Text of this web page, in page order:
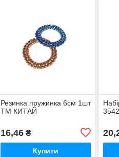
Резинка пружинка 6см 1шт
ТМ КИТАЙ
16,46₴
Купити